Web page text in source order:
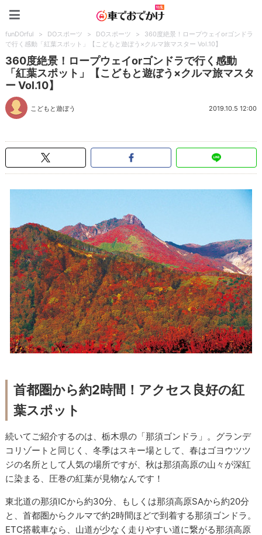
funDOrful > DOスポーツ > DOスポーツ >
360度絶景！ロープウェイorゴンドラ
で行く感動「紅葉スポット」【こどもと遊ぼう×クルマ旅マスター Vol.10】
360度絶景！ロープウェイorゴンドラで行く感動
「紅葉スポット」【こどもと遊ぼう×クルマ旅マスタ
ー Vol.10】
こどもと遊ぼう 2019.10.5 12:00
首都圏から約2時間！アクセス良好の紅
葉スポット
続いてご紹介するのは、栃木県の「那須ゴンドラ」。グランデ
コリゾートと同じく、冬季はスキー場として、春はゴヨウツツ
ジの名所として人気の場所ですが、秋は那須高原の山々が深紅
に染まる、圧巻の紅葉が見物なんです！
東北道の那須ICから約30分、もしくは那須高原SAから約20分
と、首都圏からクルマで約2時間ほどで到着する那須ゴンドラ。
ETC搭載車なら、山道が少なく走りやすい道に繋がる那須高原